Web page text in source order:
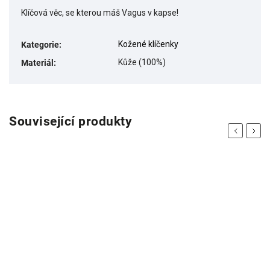
Klíčová věc, se kterou máš Vagus v kapse!
Kategorie:
Kožené klíčenky
Materiál : Kůže (100%)
Související produkty
PreviousNext